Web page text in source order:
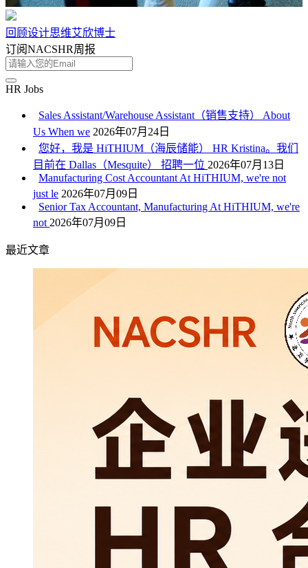
回顾设计思维艾欣博士
订阅NACSHR周报
HR Jobs
Sales Assistant/Warehouse Assistant（销售支持） About
Us When we 2026年07月24日
您好，我是 HiTHIUM（海辰储能） HR Kristina。我们
目前在 Dallas（Mesquite） 招聘一位 2026年07月13日
Manufacturing Cost Accountant At HiTHIUM, we're not
just le 2026年07月09日
Senior Tax Accountant, Manufacturing At HiTHIUM, we're
not 2026年07月09日
最近文章